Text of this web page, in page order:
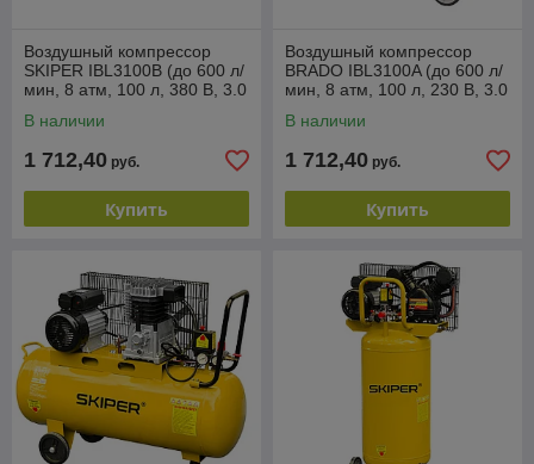
Воздушный компрессор
SKIPER IBL3100B (до 600 л/
мин, 8 атм, 100 л, 380 В, 3.0
В наличии
1 712,40 руб.
Купить
Воздушный компрессор
BRADO IBL3100A (до 600 л/
мин, 8 атм, 100 л, 230 В, 3.0
В наличии
1 712,40 руб.
Купить